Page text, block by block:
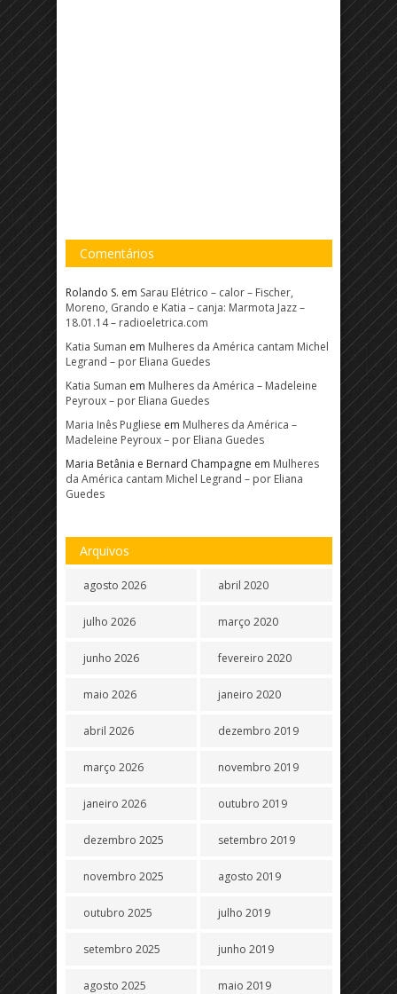
Comentários
Rolando S. em Sarau Elétrico – calor – Fischer,
Moreno, Grando e Katia – canja: Marmota Jazz –
18.01.14 – radioeletrica.com
Katia Suman em Mulheres da América cantam Michel
Legrand – por Eliana Guedes
Katia Suman em Mulheres da América – Madeleine
Peyroux – por Eliana Guedes
Maria Inês Pugliese em Mulheres da América –
Madeleine Peyroux – por Eliana Guedes
Maria Betânia e Bernard Champagne em Mulheres
da América cantam Michel Legrand – por Eliana
Guedes
Arquivos
agosto 2026
julho 2026
junho 2026
maio 2026
abril 2026
março 2026
janeiro 2026
dezembro 2025
novembro 2025
outubro 2025
setembro 2025
agosto 2025
abril 2020
março 2020
fevereiro 2020
janeiro 2020
dezembro 2019
novembro 2019
outubro 2019
setembro 2019
agosto 2019
julho 2019
junho 2019
maio 2019